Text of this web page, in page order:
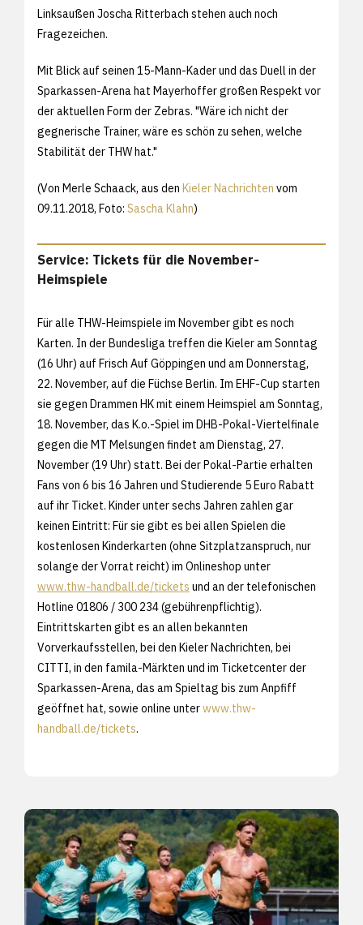
Linksaußen Joscha Ritterbach stehen auch noch
Fragezeichen.
Mit Blick auf seinen 15-Mann-Kader und das Duell in der
Sparkassen-Arena hat Mayerhoffer großen Respekt vor
der aktuellen Form der Zebras. "Wäre ich nicht der
gegnerische Trainer, wäre es schön zu sehen, welche
Stabilität der THW hat."
(Von Merle Schaack, aus den Kieler Nachrichten vom
09.11.2018, Foto: Sascha Klahn)
Service: Tickets für die November-
Heimspiele
Für alle THW-Heimspiele im November gibt es noch
Karten. In der Bundesliga treffen die Kieler am Sonntag
(16 Uhr) auf Frisch Auf Göppingen und am Donnerstag,
22. November, auf die Füchse Berlin. Im EHF-Cup starten
sie gegen Drammen HK mit einem Heimspiel am Sonntag,
18. November, das K.o.-Spiel im DHB-Pokal-Viertelfinale
gegen die MT Melsungen findet am Dienstag, 27.
November (19 Uhr) statt. Bei der Pokal-Partie erhalten
Fans von 6 bis 16 Jahren und Studierende 5 Euro Rabatt
auf ihr Ticket. Kinder unter sechs Jahren zahlen gar
keinen Eintritt: Für sie gibt es bei allen Spielen die
kostenlosen Kinderkarten (ohne Sitzplatzanspruch, nur
solange der Vorrat reicht) im Onlineshop unter
www.thw-handball.de/tickets und an der telefonischen
Hotline 01806 / 300 234 (gebührenpflichtig).
Eintrittskarten gibt es an allen bekannten
Vorverkaufsstellen, bei den Kieler Nachrichten, bei
CITTI, in den famila-Märkten und im Ticketcenter der
Sparkassen-Arena, das am Spieltag bis zum Anpfiff
geöffnet hat, sowie online unterwww.thw-
handball.de/tickets.